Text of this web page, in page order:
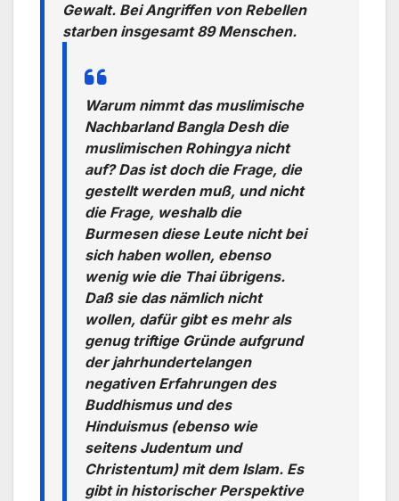
Gewalt. Bei Angriffen von Rebellen
starben insgesamt 89 Menschen.
Warum nimmt das muslimische
Nachbarland Bangla Desh die
muslimischen Rohingya nicht
auf? Das ist doch die Frage, die
gestellt werden muß, und nicht
die Frage, weshalb die
Burmesen diese Leute nicht bei
sich haben wollen, ebenso
wenig wie die Thai übrigens.
Daß sie das nämlich nicht
wollen, dafür gibt es mehr als
genug triftige Gründe aufgrund
der jahrhundertelangen
negativen Erfahrungen des
Buddhismus und des
Hinduismus (ebenso wie
seitens Judentum und
Christentum) mit dem Islam. Es
gibt in historischer Perspektive